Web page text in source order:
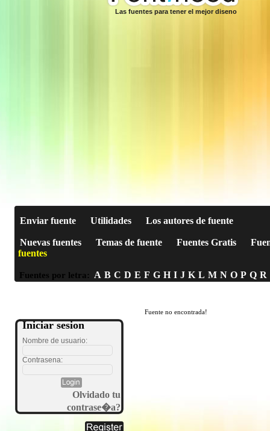
Las fuentes para tener el mejor diseno
Enviar fuente Utilidades Los autores de fuente
Nuevas fuentes Temas de fuente Fuentes Gratis
fuentes
Fuentes por letra: A B C D E F G H I J K L M N O P Q R
Iniciar sesion
Nombre de usuario:
Contrasena:
Olvidado tu
contrase�a?
Fuente no encontrada!